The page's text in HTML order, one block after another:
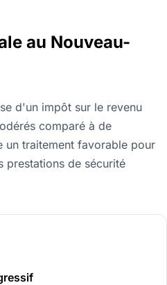
au Nouveau-
d'un impôt sur le revenu
comparé à de
un traitement favorable pour
prestations de sécurité